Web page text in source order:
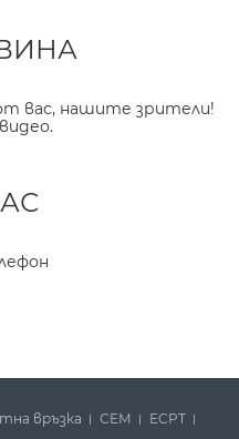
вас, нашите зрители!
връзка СЕМ ECPT